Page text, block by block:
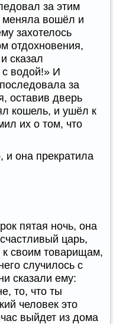
за этим
меняла вошёл и
захотелось
отдохновения,
сказал
водой!» И
за
оставив дверь
кошель, и ушёл к
их о том, что
и она прекратила
пятая ночь, она
царь,
своим товарищам,
случилось с
сказали ему:
то, что ты
человек это
выйдет из дома